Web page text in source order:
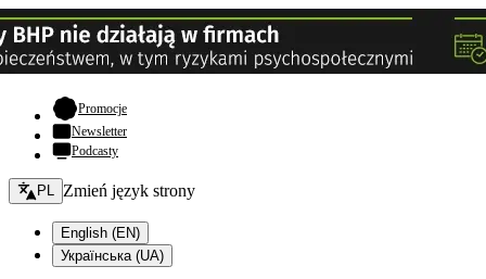
Promocje- otwiera się w nowej karcie
Newsletter
Podcasty
Zmień język - bieżący:
PL Zmień język strony
English (EN)
Українська (UA)